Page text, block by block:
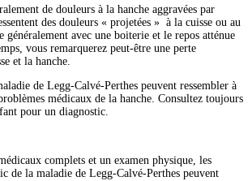
de douleurs à la hanche aggravées par
des douleurs « projetées » à la cuisse ou au
généralement avec une boiterie et le repos atténue
vous remarquerez peut-être une perte
et la hanche.
de Legg-Calvé-Perthes peuvent ressembler à
médicaux de la hanche. Consultez toujours
pour un diagnostic.
complets et un examen physique, les
de la maladie de Legg-Calvé-Perthes peuvent